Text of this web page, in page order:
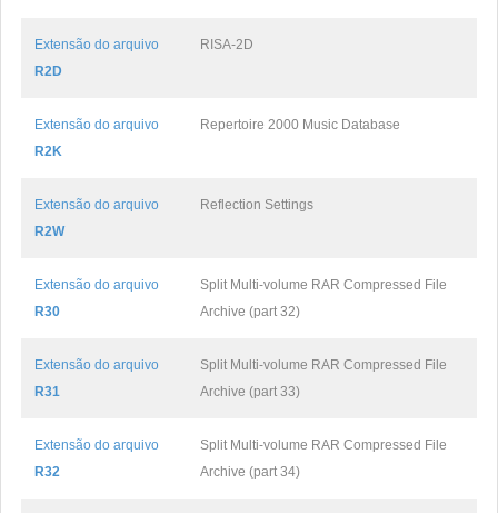
Extensão do arquivo
R2D
RISA-2D
Extensão do arquivo
R2K
Repertoire 2000 Music Database
Extensão do arquivo
R2W
Reflection Settings
Extensão do arquivo
R30
Split Multi-volume RAR Compressed File
Archive (part 32)
Extensão do arquivo
R31
Split Multi-volume RAR Compressed File
Archive (part 33)
Extensão do arquivo
R32
Split Multi-volume RAR Compressed File
Archive (part 34)